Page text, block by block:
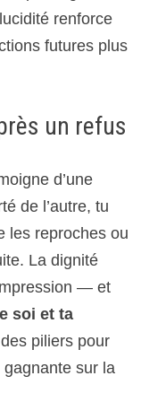
renforce
futures plus
un refus
d’une
de l’autre, tu
les reproches ou
La dignité
— et
soi et ta
piliers pour
sur la